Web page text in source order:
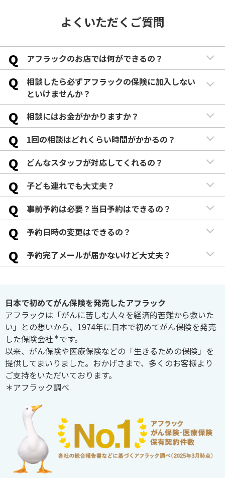
よくいただくご質問
Q アフラックのお店では何ができるの？
Q
相談したら必ずアフラックの保険に加入しない
といけませんか？
Q 相談にはお金がかかりますか？
Q 1回の相談はどれくらい時間がかかるの？
Q どんなスタッフが対応してくれるの？
Q 子ども連れでも大丈夫？
Q 事前予約は必要？当日予約はできるの？
Q 予約日時の変更はできるの？
Q 予約完了メールが届かないけど大丈夫？
日本で初めてがん保険を発売したアフラック
アフラックは「がんに苦しむ人々を経済的苦難から救いた
い」との想いから、1974年に日本で初めてがん保険を発売
した保険会社＊です。
以来、がん保険や医療保険などの「生きるための保険」を
提供してまいりました。おかげさまで、多くのお客様より
ご支持をいただいております。
＊アフラック調べ